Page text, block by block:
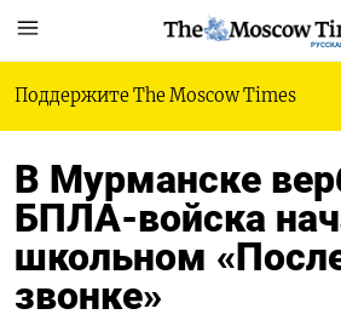
Поддержите The Moscow Times
В Мурманске
БПЛА-войска
школьном
звонке»